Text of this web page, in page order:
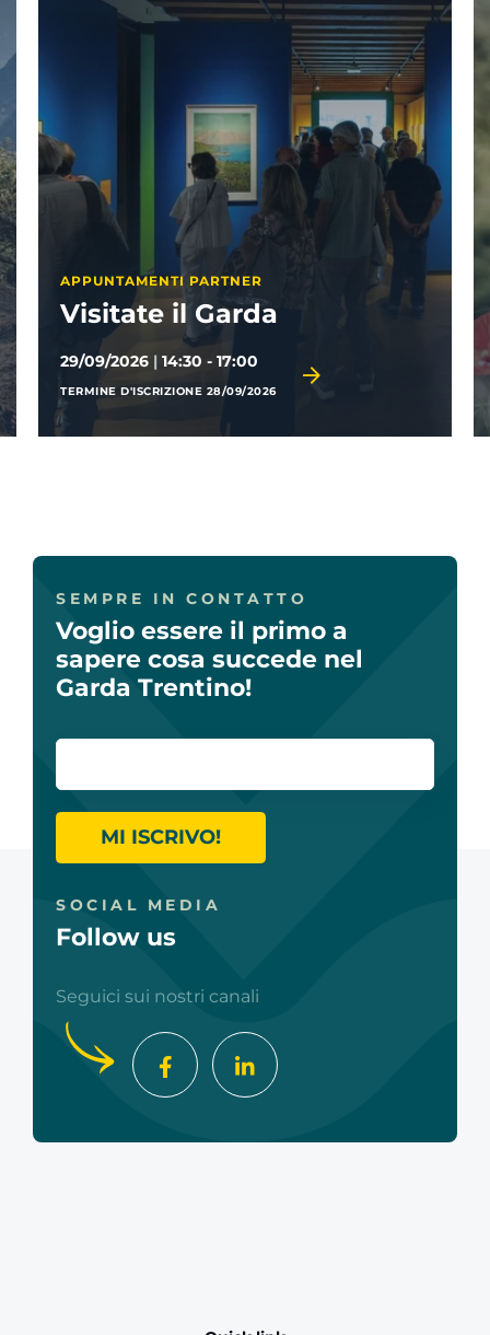
- 17:00
28/09/2026
GARDA TRENTINO
La
09:00 -
SEMPRE IN CONTATTO
Voglio essere il primo a
sapere cosa succede nel
Garda Trentino!
MI ISCRIVO!
SOCIAL MEDIA
Follow us
Seguici sui nostri canali